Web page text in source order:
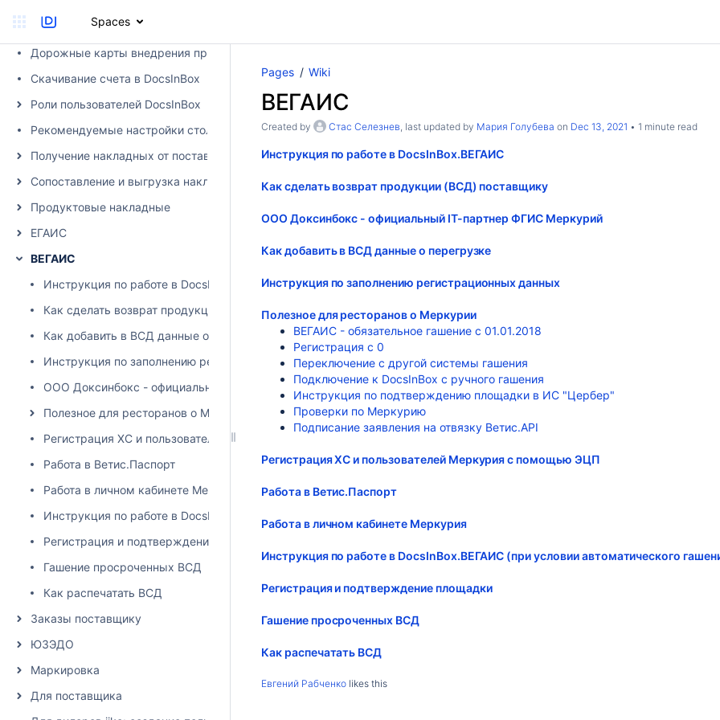
Spaces
Как связаться с тех.поддержкой
Дорожные карты внедрения продуктов
Скачивание счета в DocsInBox
Роли пользователей DocsInBox
Рекомендуемые настройки столбцов
Получение накладных от поставщика в DocsInBox
Сопоставление и выгрузка накладных в учетную систему
Продуктовые накладные
ЕГАИС
ВЕГАИС
Инструкция по работе в DocsInBox.ВЕГАИС
Как сделать возврат продукции (ВСД) поставщику
Как добавить в ВСД данные о перегрузке
Инструкция по заполнению регистрационных данных
ООО Доксинбокс - официальный IT-партнер ФГИС Меркурий
Полезное для ресторанов о Меркурии
Регистрация ХС и пользователей Меркурия с помощью ЭЦП
Работа в Ветис.Паспорт
Работа в личном кабинете Меркурия
Инструкция по работе в DocsInBox.ВЕГАИС (при условии автоматического гашения)
Регистрация и подтверждение площадки
Гашение просроченных ВСД
Как распечатать ВСД
Заказы поставщику
ЮЗЭДО
Маркировка
Для поставщика
Pages Wiki
ВЕГАИС
Created by Стас Селезнев, last updated by Мария Голубева on Dec 13, 2021 1 minute read
Инструкция по работе в DocsInBox.ВЕГАИС
Как сделать возврат продукции (ВСД) поставщику
ООО Доксинбокс - официальный IT-партнер ФГИС Меркурий
Как добавить в ВСД данные о перегрузке
Инструкция по заполнению регистрационных данных
Полезное для ресторанов о Меркурии
ВЕГАИС - обязательное гашение с 01.01.2018
Регистрация с 0
Переключение с другой системы гашения
Подключение к DocsInBox с ручного гашения
Инструкция по подтверждению площадки в ИС "Цербер"
Проверки по Меркурию
Подписание заявления на отвязку Ветис.API
Регистрация ХС и пользователей Меркурия с помощью ЭЦП
Работа в Ветис.Паспорт
Работа в личном кабинете Меркурия
Инструкция по работе в DocsInBox.ВЕГАИС (при условии автоматического
Регистрация и подтверждение площадки
Гашение просроченных ВСД
Как распечатать ВСД
Евгений Рабченко likes this